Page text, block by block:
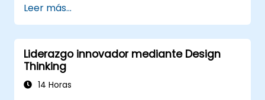
Utilizar técnicas y herramientas de
ideación para fomentar la creatividad.
Implementar estrategias de Pensamiento
de Diseño para mejorar los procesos y
aumentar la eficiencia.
Leer más...
Liderazgo innovador mediante Design
Thinking
14 Horas